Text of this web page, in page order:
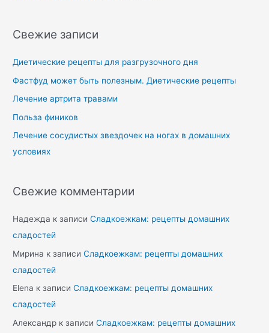
Свежие записи
Диетические рецепты для разгрузочного дня
Фастфуд может быть полезным. Диетические рецепты
Лечение артрита травами
Польза фиников
Лечение сосудистых звездочек на ногах в домашних
условиях
Свежие комментарии
Надежда к записиСладкоежкам: рецепты домашних
сладостей
Мирина к записиСладкоежкам: рецепты домашних
сладостей
Elena к записиСладкоежкам: рецепты домашних
сладостей
Александр к записиСладкоежкам: рецепты домашних